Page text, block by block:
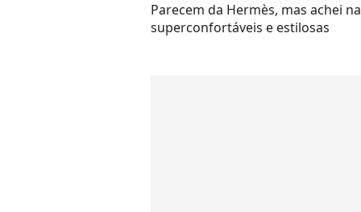
Parecem da Hermès, mas achei
superconfortáveis ​​e estilosas